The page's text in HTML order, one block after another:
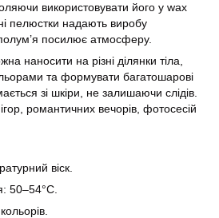
використовувати його у wax
пелюстки надають виробу
посилює атмосферу.
наносити на різні ділянки тіла,
та формувати багатошарові
зі шкіри, не залишаючи слідів.
романтичних вечорів, фотосесій
віск.
50–54°C.